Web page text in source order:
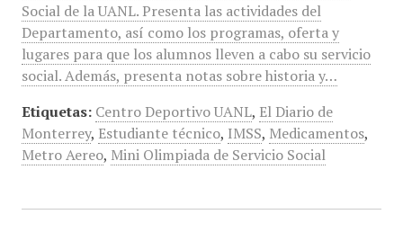
Social de la UANL. Presenta las actividades del
Departamento, así como los programas, oferta y
lugares para que los alumnos lleven a cabo su servicio
social. Además, presenta notas sobre historia y…
Etiquetas: Centro Deportivo UANL, El Diario de
Monterrey, Estudiante técnico, IMSS, Medicamentos,
Metro Aereo, Mini Olimpiada de Servicio Social